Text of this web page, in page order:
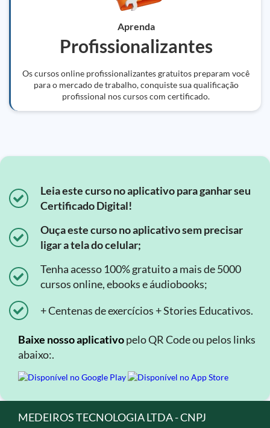
Aprenda
Profissionalizantes
Os cursos online profissionalizantes gratuitos preparam você
para o mercado de trabalho, conquiste sua qualificação
profissional nos cursos com certificado.
Leia este curso no aplicativo para ganhar seu
Certificado Digital!
Ouça este curso no aplicativo sem precisar
ligar a tela do celular;
Tenha acesso 100% gratuito a mais de 5000
cursos online, ebooks e áudiobooks;
+ Centenas de exercícios + Stories Educativos.
Baixe nosso aplicativopelo QR Code ou pelos links
abaixo:.
MEDEIROS TECNOLOGIA LTDA - CNPJ